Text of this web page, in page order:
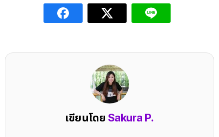
เขียนโดย Sakura P.